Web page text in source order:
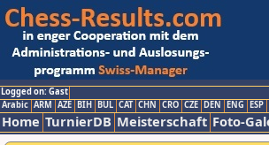
Logged on: Gast
Arabic ARM AZE BIH BUL CAT CHN CRO CZE DEN ENG ESP
Home TurnierDB Meisterschaft Foto-